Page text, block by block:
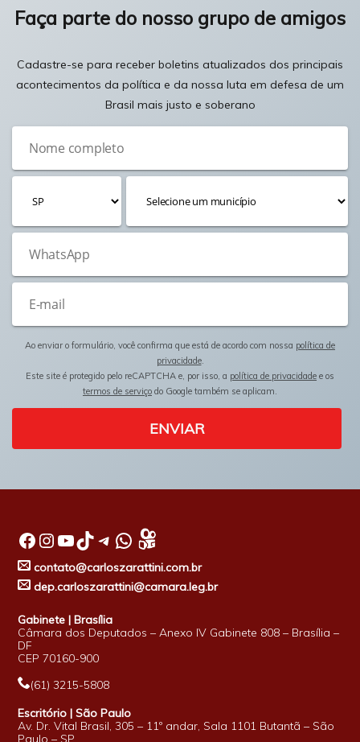
Faça parte do nosso grupo de amigos
Cadastre-se para receber boletins atualizados dos principais
acontecimentos da política e da nossa luta em defesa de um
Brasil mais justo e soberano
Ao enviar o formulário, você confirma que está de acordo com nossa política de
privacidade.
Este site é protegido pelo reCAPTCHA e, por isso, a política de privacidade e os
termos de serviço do Google também se aplicam.
ENVIAR
Facebook InstagramYoutube TikTok Telegram WhatsApp
contato@carloszarattini.com.br
dep.carloszarattini@camara.leg.br
Gabinete | Brasília
Câmara dos Deputados – Anexo IV Gabinete 808 – Brasília –
DF
CEP 70160-900
(61) 3215-5808
Escritório | São Paulo
Av. Dr. Vital Brasil, 305 – 11º andar, Sala 1101 Butantã – São
Paulo – SP